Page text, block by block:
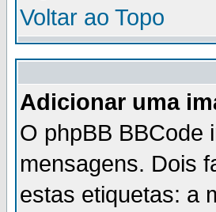
Voltar ao Topo
Adicionar uma
O phpBB BBCode
mensagens. Dois
estas etiquetas: a